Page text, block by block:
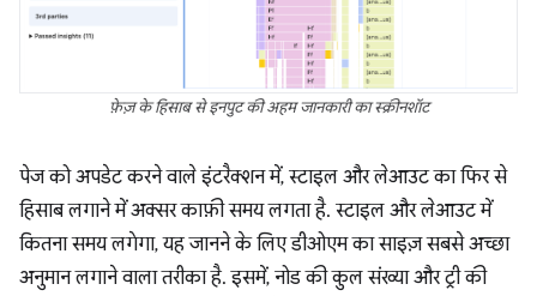
फ़ेज़ के हिसाब से इनपुट की अहम जानकारी का स्क्रीनशॉट
पेज को अपडेट करने वाले इंटरैक्शन में, स्टाइल और लेआउट का फिर से
हिसाब लगाने में अक्सर काफ़ी समय लगता है. स्टाइल और लेआउट में
कितना समय लगेगा, यह जानने के लिए डीओएम का साइज़ सबसे अच्छा
अनुमान लगाने वाला तरीका है. इसमें, नोड की कुल संख्या और ट्री की